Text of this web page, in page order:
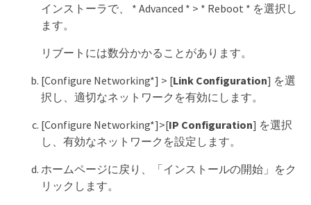
インストーラで、 * Advanced * > * Reboot * を選択し
ます。
リブートには数分かかることがあります。
[Configure Networking*] > [Link Configuration] を選
択し、適切なネットワークを有効にします。
[Configure Networking*]>[IP Configuration] を選択
し、有効なネットワークを設定します。
ホームページに戻り、「インストールの開始」をク
リックします。